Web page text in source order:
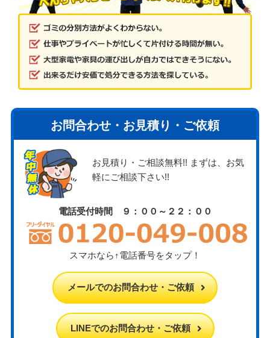
お問合わせ・お見積り・ご依頼
お見積り・ご相談無料!! まずは、お気
軽にご相談下さい!!
電話受付時間 ９：００～２２：００
スマホなら↑電話番号をタップ！
メールでのお問合わせ・ご依頼
LINEでのお問合わせ・ご依頼